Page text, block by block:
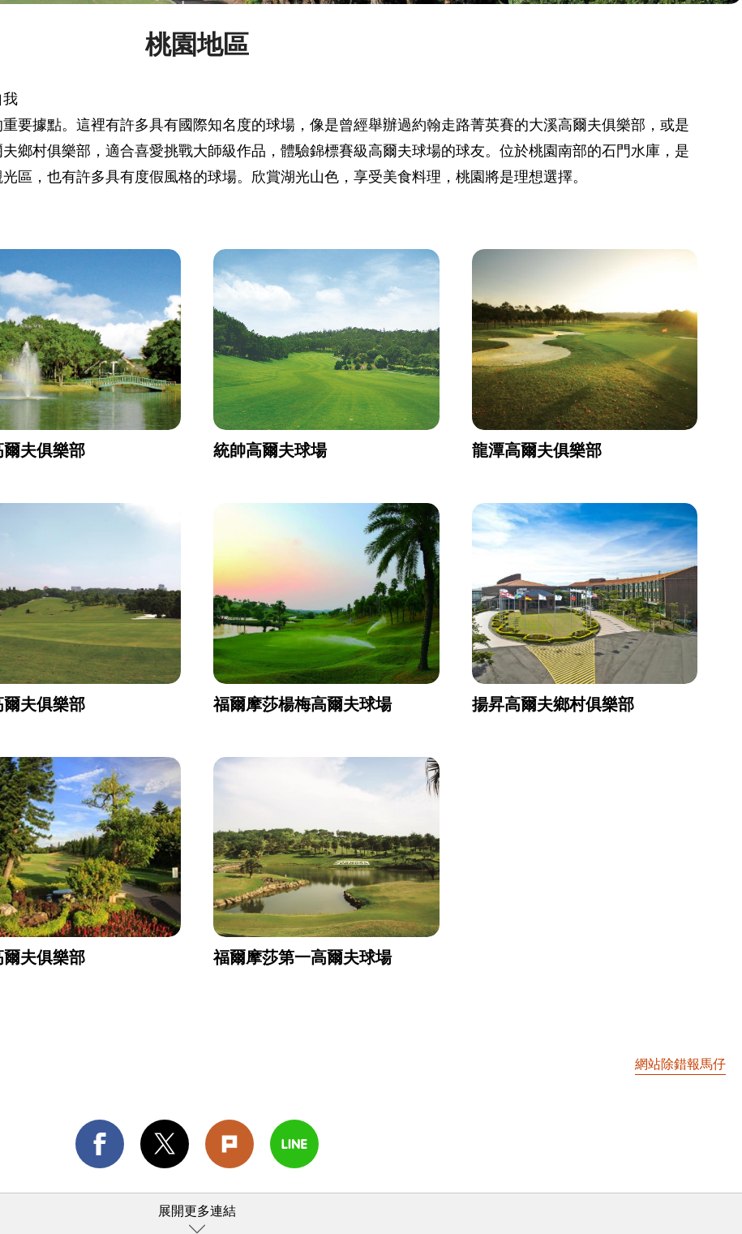
桃園地區
我
要據點。這裡有許多具有國際知名度的球場，像是曾經舉辦過約翰走路菁英賽的大溪高爾夫俱樂部，或是
鄉村俱樂部，適合喜愛挑戰大師級作品，體驗錦標賽級高爾夫球場的球友。位於桃園南部的石門水庫，是
區，也有許多具有度假風格的球場。欣賞湖光山色，享受美食料理，桃園將是理想選擇。
夫俱樂部 統帥高爾夫球場 龍潭高爾夫俱樂部
夫俱樂部 福爾摩莎楊梅高爾夫球場 揚昇高爾夫鄉村俱樂部
爾夫俱樂部 福爾摩莎第一高爾夫球場
網站除錯報馬仔
展開更多連結